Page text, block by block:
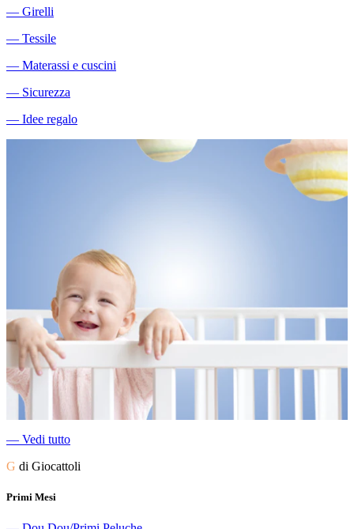
― Girelli
― Tessile
― Materassi e cuscini
― Sicurezza
― Idee regalo
― Vedi tutto
G di Giocattoli
Primi Mesi